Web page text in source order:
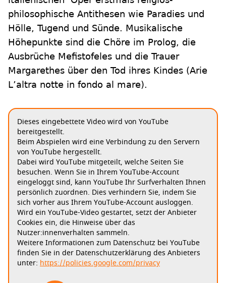
philosophische Antithesen wie Paradies und
Hölle, Tugend und Sünde. Musikalische
Höhepunkte sind die Chöre im Prolog, die
Ausbrüche Mefistofeles und die Trauer
Margarethes über den Tod ihres Kindes (Arie
L’altra notte in fondo al mare).
Dieses eingebettete Video wird von YouTube
bereitgestellt.
Beim Abspielen wird eine Verbindung zu den Servern
von YouTube hergestellt.
Dabei wird YouTube mitgeteilt, welche Seiten Sie
besuchen. Wenn Sie in Ihrem YouTube-Account
eingeloggt sind, kann YouTube Ihr Surfverhalten Ihnen
persönlich zuordnen. Dies verhindern Sie, indem Sie
sich vorher aus Ihrem YouTube-Account ausloggen.
Wird ein YouTube-Video gestartet, setzt der Anbieter
Cookies ein, die Hinweise über das
Nutzer:innenverhalten sammeln.
Weitere Informationen zum Datenschutz bei YouTube
finden Sie in der Datenschutzerklärung des Anbieters
unter: https://policies.google.com/privacy